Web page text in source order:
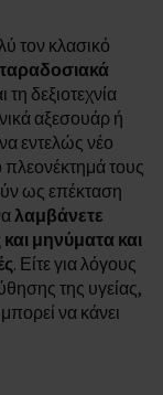
τον κλασικό
τη δεξιοτεχνία
αξεσουάρ ή
εντελώς νέο
πλεονέκτημά τους
ως επέκταση
λαμβάνετε
μηνύματα και
. Είτε για λόγους
της υγείας,
να κάνει